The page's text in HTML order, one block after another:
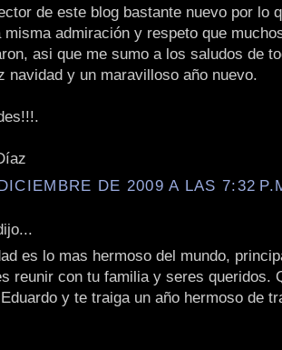
de este blog bastante nuevo por lo
misma admiración y respeto que
asi que me sumo a los saludos de
navidad y un maravilloso año nuevo.
DE 2009 A LAS 7:32
es lo mas hermoso del mundo,
reunir con tu familia y seres queridos.
y te traiga un año hermoso de